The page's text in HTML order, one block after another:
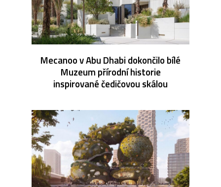
Mecanoo v Abu Dhabi dokončilo bílé
Muzeum přírodní historie
inspirované čedičovou skálou